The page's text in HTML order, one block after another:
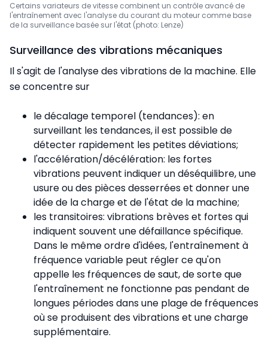
Certains variateurs de vitesse combinent un contrôle avancé de
l'entraînement avec l'analyse du courant du moteur comme base
de la surveillance basée sur l'état (photo: Lenze)
Surveillance des vibrations mécaniques
Il s'agit de l'analyse des vibrations de la machine. Elle
se concentre sur
le décalage temporel (tendances): en
surveillant les tendances, il est possible de
détecter rapidement les petites déviations;
l'accélération/décélération: les fortes
vibrations peuvent indiquer un déséquilibre, une
usure ou des pièces desserrées et donner une
idée de la charge et de l'état de la machine;
les transitoires: vibrations brèves et fortes qui
indiquent souvent une défaillance spécifique.
Dans le même ordre d'idées, l'entraînement à
fréquence variable peut régler ce qu'on
appelle les fréquences de saut, de sorte que
l'entraînement ne fonctionne pas pendant de
longues périodes dans une plage de fréquences
où se produisent des vibrations et une charge
supplémentaire.